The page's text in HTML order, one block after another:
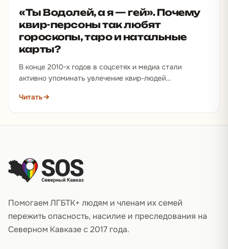
«Ты Водолей, а я — гей». Почему
квир-персоны так любят
гороскопы, таро и натальные
карты?
В конце 2010-х годов в соцсетях и медиа стали
активно упоминать увлечение квир-людей
ЛГБТК-издания (например, американские…
Читать
Помогаем ЛГБТК+ людям и членам их семей
пережить опасность, насилие и преследования на
Северном Кавказе с 2017 года.